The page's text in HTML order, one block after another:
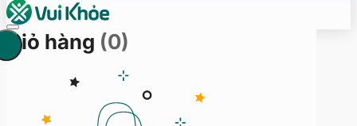
Giỏ hàng (0)